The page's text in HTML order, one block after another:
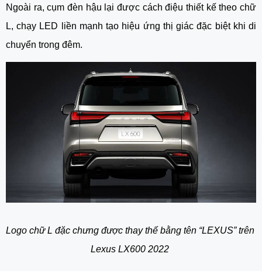
Ngoài ra, cụm đèn hậu lại được cách điệu thiết kế theo chữ
L, chạy LED liền mạnh tạo hiệu ứng thị giác đặc biệt khi di
chuyển trong đêm.
Logo chữ L đặc chưng được thay thế bằng tên “LEXUS” trên
Lexus LX600 2022